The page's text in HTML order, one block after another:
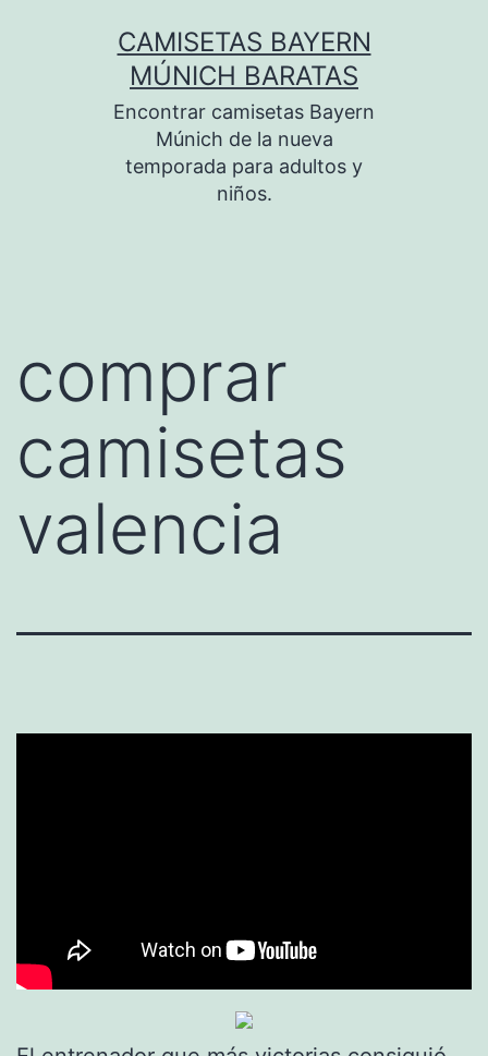
CAMISETAS BAYERN
MÚNICH BARATAS
Encontrar camisetas Bayern
Múnich de la nueva
temporada para adultos y
niños.
comprar
camisetas
valencia